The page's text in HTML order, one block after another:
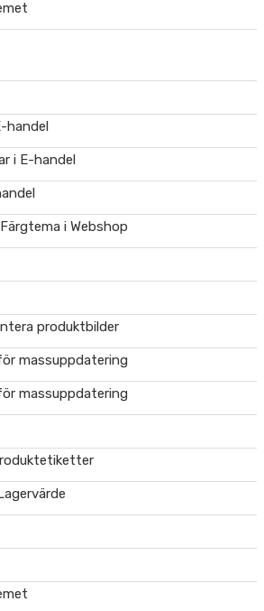
handel
i E-handel
i Webshop
produktbilder
massuppdatering
massuppdatering